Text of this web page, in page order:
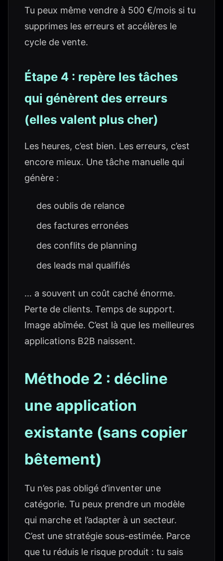
Tu peux même vendre à 500 €/mois si tu
supprimes les erreurs et accélères le
cycle de vente.
Étape 4 : repère les tâches
qui génèrent des erreurs
(elles valent plus cher)
Les heures, c’est bien. Les erreurs, c’est
encore mieux. Une tâche manuelle qui
génère :
des oublis de relance
des factures erronées
des conflits de planning
des leads mal qualifiés
… a souvent un coût caché énorme.
Perte de clients. Temps de support.
Image abîmée. C’est là que les meilleures
applications B2B naissent.
Méthode 2 : décline
une application
existante (sans copier
bêtement)
Tu n’es pas obligé d’inventer une
catégorie. Tu peux prendre un modèle
qui marche et l’adapter à un secteur.
C’est une stratégie sous-estimée. Parce
que tu réduis le risque produit : tu sais